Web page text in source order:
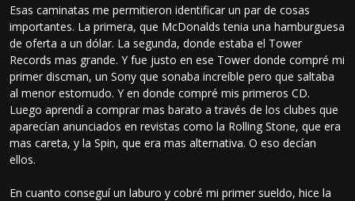
Esas caminatas me permitieron identificar un par de cosas
importantes. La primera, que McDonalds tenia una hamburguesa
de oferta a un dólar. La segunda, donde estaba el Tower
Records mas grande. Y fue justo en ese Tower donde compré mi
primer discman, un Sony que sonaba increíble pero que saltaba
al menor estornudo. Y en donde compré mis primeros CD.
Luego aprendí a comprar mas barato a través de los clubes que
aparecían anunciados en revistas como la Rolling Stone, que era
mas careta, y la Spin, que era mas alternativa. O eso decían
ellos.
En cuanto conseguí un laburo y cobré mi primer sueldo, hice la